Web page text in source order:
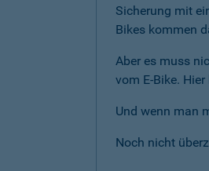
Sicherung mit
Bikes kommen
Aber es muss
vom E-Bike.
Und wenn man
Noch nicht